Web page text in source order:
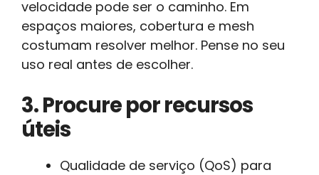
velocidade pode ser o caminho. Em
espaços maiores, cobertura e mesh
costumam resolver melhor. Pense no seu
uso real antes de escolher.
3. Procure por recursos
úteis
Qualidade de serviço (QoS) para